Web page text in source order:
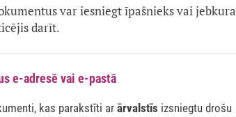
var iesniegt īpašnieks vai jebkura
darīt.
e-adresē vai e-pastā
kas parakstīti ar ārvalstīs izsniegtu drošu